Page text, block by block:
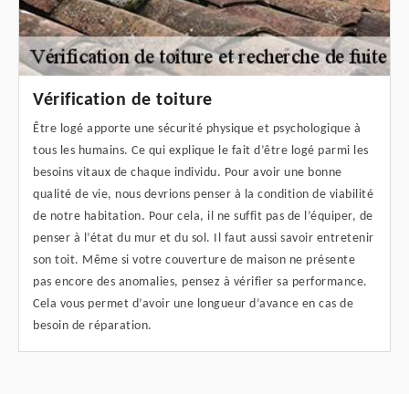
Vérification de toiture
Être logé apporte une sécurité physique et psychologique à
tous les humains. Ce qui explique le fait d’être logé parmi les
besoins vitaux de chaque individu. Pour avoir une bonne
qualité de vie, nous devrions penser à la condition de viabilité
de notre habitation. Pour cela, il ne suffit pas de l’équiper, de
penser à l’état du mur et du sol. Il faut aussi savoir entretenir
son toit. Même si votre couverture de maison ne présente
pas encore des anomalies, pensez à vérifier sa performance.
Cela vous permet d’avoir une longueur d’avance en cas de
besoin de réparation.